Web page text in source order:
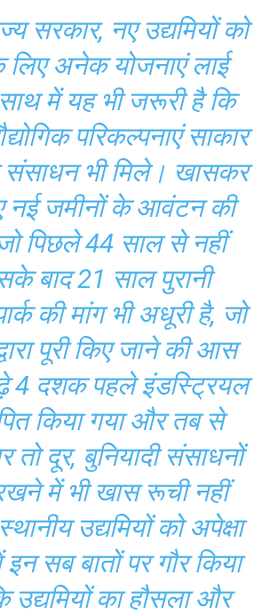
सरकार, नए उद्यमियों को
लिए अनेक योजनाएं लाई
में यह भी जरूरी है कि
परिकल्पनाएं साकार
भी मिले। खासकर
नई जमीनों के आवंटन की
पिछले 44 साल से नहीं
बाद 21 साल पुरानी
की मांग भी अधूरी है, जो
पूरी किए जाने की आस
4 दशक पहले इंडस्ट्रियल
किया गया और तब से
तो दूर, बुनियादी संसाधनों
में भी खास रूची नहीं
उद्यमियों को अपेक्षा
सब बातों पर गौर किया
उद्यमियों का हौसला और